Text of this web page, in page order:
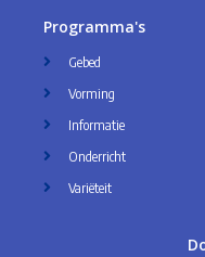
Programma's
Gebed
Vorming
Informatie
Onderricht
Variëteit